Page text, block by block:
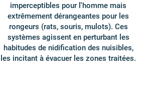
imperceptibles pour l'homme mais
extrêmement dérangeantes pour les
rongeurs (rats, souris, mulots). Ces
systèmes agissent en perturbant les
habitudes de nidification des nuisibles,
les incitant à évacuer les zones traitées.